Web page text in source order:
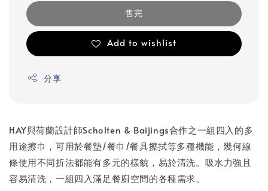
售完
Add to wishlist
分享
HAY與荷蘭設計師Scholten & Baijings合作之一組四入的多
用途擦巾，可用於餐墊/餐巾/餐具擦拭等多種機能，幾何線
條使用不同折法都能有多元的樣貌，易於清洗。吸水力強且
容易清洗，一組四入滿足餐廚空間的各種需求。